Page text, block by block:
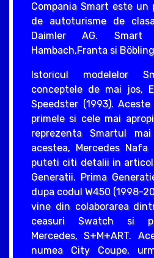
Compania Smart este un
de autoturisme de
Daimler AG.
Hambach,Franta si
Istoricul modelelor
conceptele de mai jos,
Speedster (1993).
primele si cele mai
reprezenta Smartul
acestea, Mercedes
puteti citi detalii in
Generatii. Prima
dupa codul W450 (1998-
vine din colaborarea
ceasuri Swatch si
Mercedes, S+M+ART.
numea City Coupe,